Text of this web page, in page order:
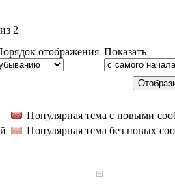
2
отображения Показать
Популярная тема с новыми
Популярная тема без новых